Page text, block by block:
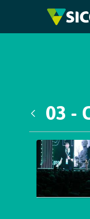
Pular para o Conteúdo
03 -
Galeria de